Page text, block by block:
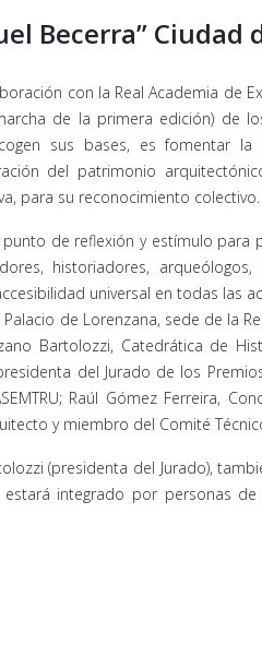
Becerra” Ciudad
con la Real Academia de
de la primera edición) de
sus bases, es fomentar
del patrimonio
para su reconocimiento colectivo.
de reflexión y estímulo para
historiadores,
universal en todas las
de Lorenzana, sede de la
Bartolozzi, Catedrática de
del Jurado de los
Raúl Gómez Ferreira,
y miembro del Comité
(presidenta del Jurado),
integrado por personas